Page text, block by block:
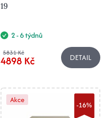
19
2 - 6 týdnů
5831 Kč
4898 Kč DETAIL
Akce
-16%